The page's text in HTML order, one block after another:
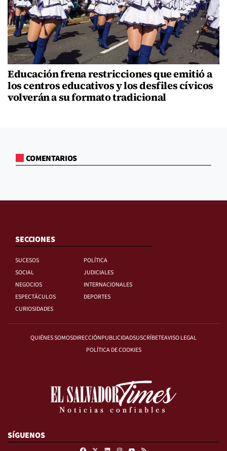
Educación frena restricciones que emitió a
los centros educativos y los desfiles cívicos
volverán a su formato tradicional
COMENTARIOS
SECCIONES
SUCESOS
POLÍTICA
SOCIAL
JUDICIALES
NEGOCIOS
INTERNACIONALES
ESPECTÁCULOS
DEPORTES
CURIOSIDADES
QUIÉNES SOMOSDIRECCIÓNPUBLICIDADSUSCRÍBETEAVISO LEGAL
POLÍTICA DE COOKIES
SÍGUENOS